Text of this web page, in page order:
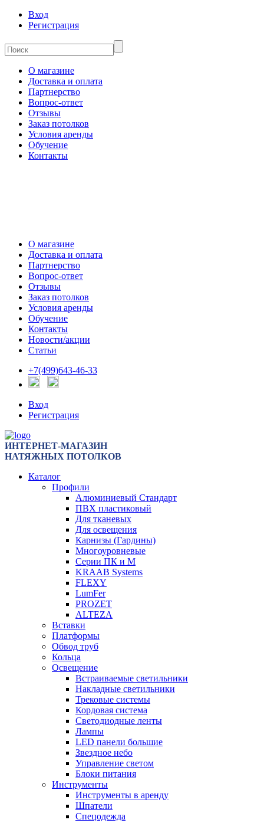
Вход
Регистрация
О магазине
Доставка и оплата
Партнерство
Вопрос-ответ
Отзывы
Заказ потолков
Условия аренды
Обучение
Контакты
О магазине
Доставка и оплата
Партнерство
Вопрос-ответ
Отзывы
Заказ потолков
Условия аренды
Обучение
Контакты
Новости/акции
Статьи
+7(499)643-46-33
Вход
Регистрация
ИНТЕРНЕТ-МАГАЗИН
НАТЯЖНЫХ ПОТОЛКОВ
Каталог
Профили
Алюминиевый Стандарт
ПВХ пластиковый
Для тканевых
Для освещения
Карнизы (Гардины)
Многоуровневые
Серии ПК и М
KRAAB Systems
FLEXY
LumFer
PROZET
ALTEZA
Вставки
Платформы
Обвод труб
Кольца
Освещение
Встраиваемые светильники
Накладные светильники
Трековые системы
Кордовая система
Светодиодные ленты
Лампы
LED панели большие
Звездное небо
Управление светом
Блоки питания
Инструменты
Инструменты в аренду
Шпатели
Спецодежда